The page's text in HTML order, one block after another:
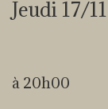
Jeudi 17/11
à 20h00